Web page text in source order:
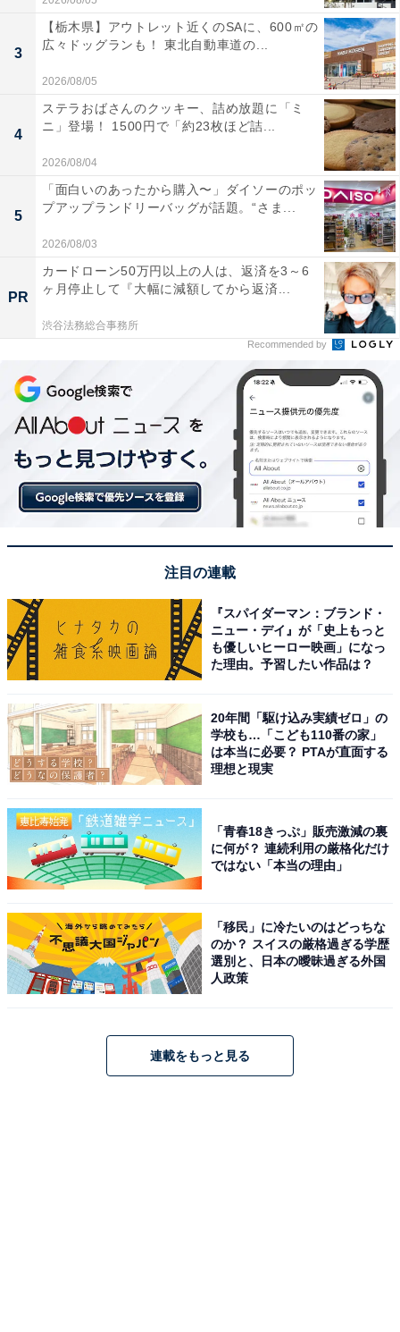
3
【栃木県】アウトレット近くのSAに、600㎡の
広々ドッグランも！ 東北自動車道の...
2026/08/05
4
ステラおばさんのクッキー、詰め放題に「ミ
ニ」登場！ 1500円で「約23枚ほど詰...
2026/08/04
5
「面白いのあったから購入〜」ダイソーのポッ
プアップランドリーバッグが話題。“さま...
2026/08/03
PR
カードローン50万円以上の人は、返済を3～6
ヶ月停止して『大幅に減額してから返済...
渋谷法務総合事務所
Recommended by
注目の連載
『スパイダーマン：ブランド・
ニュー・デイ』が「史上もっと
も優しいヒーロー映画」になっ
た理由。予習したい作品は？
20年間「駆け込み実績ゼロ」の
学校も…「こども110番の家」
は本当に必要？ PTAが直面する
理想と現実
「青春18きっぷ」販売激減の裏
に何が？ 連続利用の厳格化だけ
ではない「本当の理由」
「移民」に冷たいのはどっちな
のか？ スイスの厳格過ぎる学歴
選別と、日本の曖昧過ぎる外国
人政策
連載をもっと見る